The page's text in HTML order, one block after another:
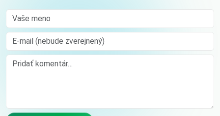
Vaše meno
E-mail (nebude zverejnený)
Comment